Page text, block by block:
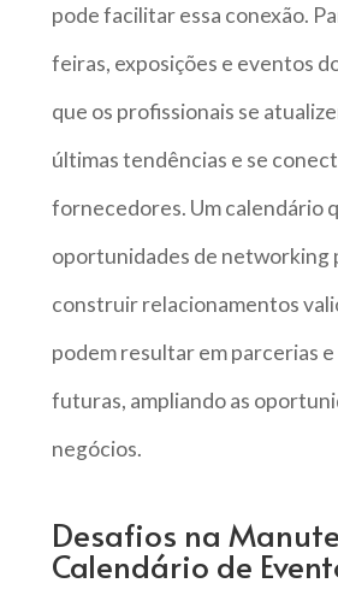
pode facilitar essa conexão.
feiras, exposições e eventos
que os profissionais se
últimas tendências e se
fornecedores. Um calendário
oportunidades de networking
construir relacionamentos
podem resultar em parcerias
futuras, ampliando as
negócios.
Desafios na
Calendário de